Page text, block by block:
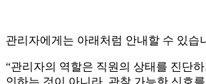
관리자에게는 아래처럼 안내할 수 있습
“관리자의 역할은 직원의 상태를 진단